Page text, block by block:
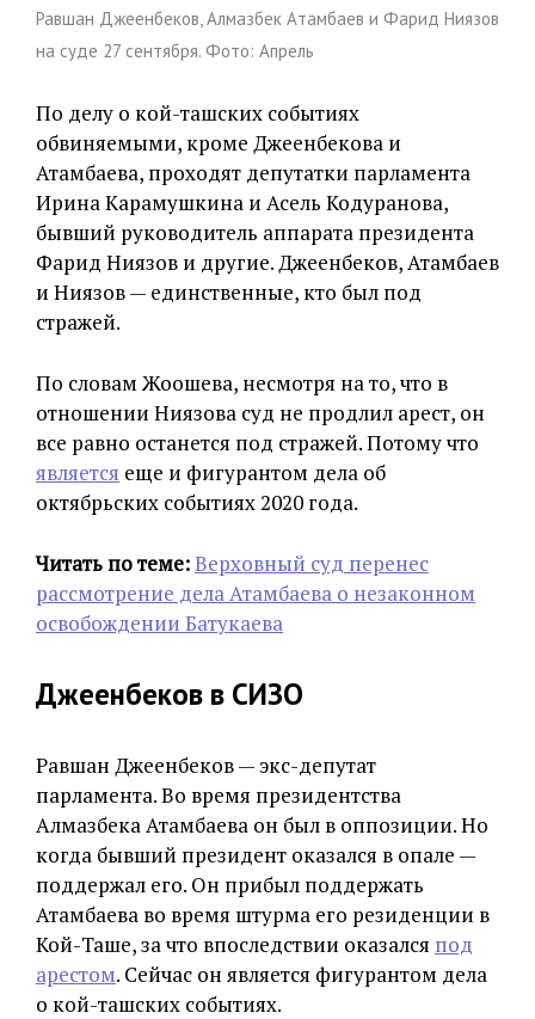
Равшан Джеенбеков, Алмазбек Атамбаев и Фарид Ниязов
на суде 27 сентября. Фото: Апрель
По делу о кой-ташских событиях
обвиняемыми, кроме Джеенбекова и
Атамбаева, проходят депутатки парламента
Ирина Карамушкина и Асель Кодуранова,
бывший руководитель аппарата президента
Фарид Ниязов и другие. Джеенбеков, Атамбаев
и Ниязов — единственные, кто был под
стражей.
По словам Жоошева, несмотря на то, что в
отношении Ниязова суд не продлил арест, он
все равно останется под стражей. Потому что
является еще и фигурантом дела об
октябрьских событиях 2020 года.
Читать по теме:Верховный суд перенес
рассмотрение дела Атамбаева о незаконном
освобождении Батукаева
Джеенбеков в СИЗО
Равшан Джеенбеков — экс-депутат
парламента. Во время президентства
Алмазбека Атамбаева он был в оппозиции. Но
когда бывший президент оказался в опале —
поддержал его. Он прибыл поддержать
Атамбаева во время штурма его резиденции в
Кой-Таше, за что впоследствии оказался под
арестом. Сейчас он является фигурантом дела
о кой-ташских событиях.